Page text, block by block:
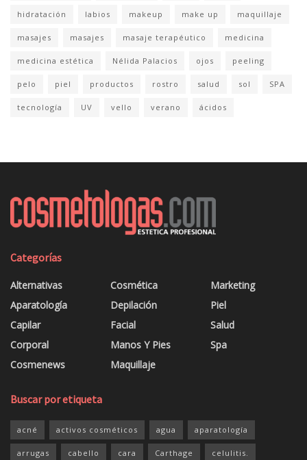
hidratación labios makeup make up maquillaje
masajes masajes masaje terapéutico medicina
medicina estética Nélida Palacios ojos peeling
pelo piel productos rostro salud sol SPA
tecnología UV vello verano ácidos
Categorías
Alternativas
Aparatología
Capilar
Corporal
Cosmenews
Cosmética
Depilación
Facial
Manos Y Pies
Maquillaje
Marketing
Piel
Salud
Spa
Buscar por etiqueta
acné activos cosméticos agua aparatología
arrugas cabello cara Carthage celulitis.